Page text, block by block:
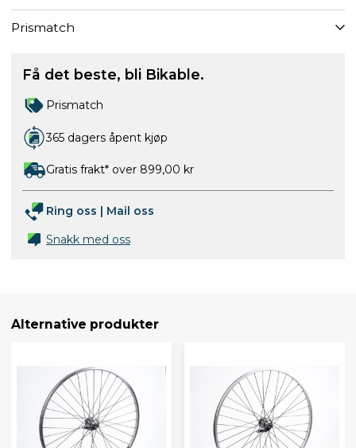
Prismatch
Få det beste, bli Bikable.
Prismatch
365 dagers åpent kjøp
Gratis frakt* over 899,00 kr
Ring oss | Mail oss
Snakk med oss
Alternative produkter